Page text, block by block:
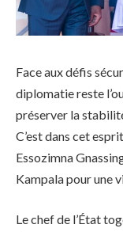
Face aux défis
diplomatie reste
préserver la
C’est dans cet
Essozimna
Kampala pour une
Le chef de l’État